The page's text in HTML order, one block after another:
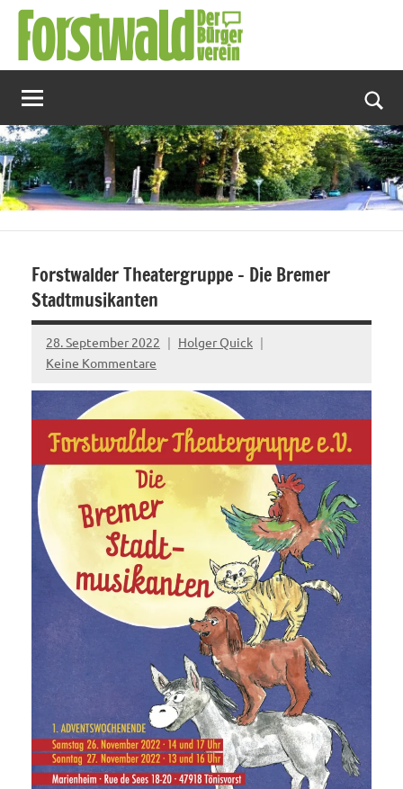
Zum
Inhalt
springen
Forstwalder Theatergruppe – Die Bremer
Stadtmusikanten
28. September 2022
Holger Quick
Keine Kommentare